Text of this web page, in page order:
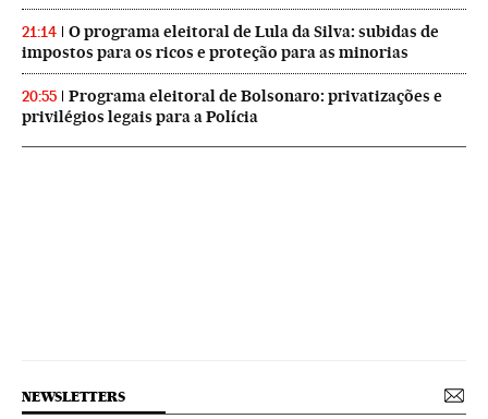
21:14
O programa eleitoral de Lula da Silva: subidas de
impostos para os ricos e proteção para as minorias
20:55
Programa eleitoral de Bolsonaro: privatizações e
privilégios legais para a Polícia
NEWSLETTERS